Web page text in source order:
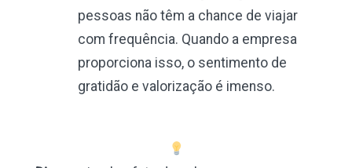
pessoas não têm a chance de viajar
com frequência. Quando a empresa
proporciona isso, o sentimento de
gratidão e valorização é imenso.